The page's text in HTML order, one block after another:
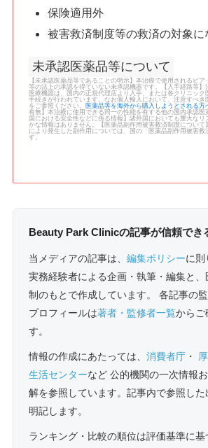
保険適用外
被害救済制度等の救済の対象に
未承認医薬品等について
【未承認医薬品等であることの明示】本治療で使用されるピ
等の法上の承認を得ていない未承認機器です。【入手経路等】
医療機器は、国内の正規代理店より入手、または各クリニック
手続きが行われています。なお個人輸入において、注意すべき
をご参照ください。 医薬品等を海外から購入しようとされる方
有無】本治療に使用できる同一の性能を有する他の国内承認医
国における安全性などに係る情報】諸外国においても重大なリ
かな情報はありません。【医薬品副作用被害救済制度について
により発生した副作用については、国の「医薬品副作用被害救
す。
Beauty Park Clinicの記事が信頼でき
当メディアの記事は、 編集ポリシーに則
実務経験者による企画・執筆・編集と
制のもとで作成しています。 各記事の
プロフィールは著者・監修者一覧からご
す。
情報の作成にあたっては、 消費者庁・
生活センターなど 公的機関の一次情報
解を参照しています。記事内で参照し
明記します。
ランキング・比較の順位は評価基準に